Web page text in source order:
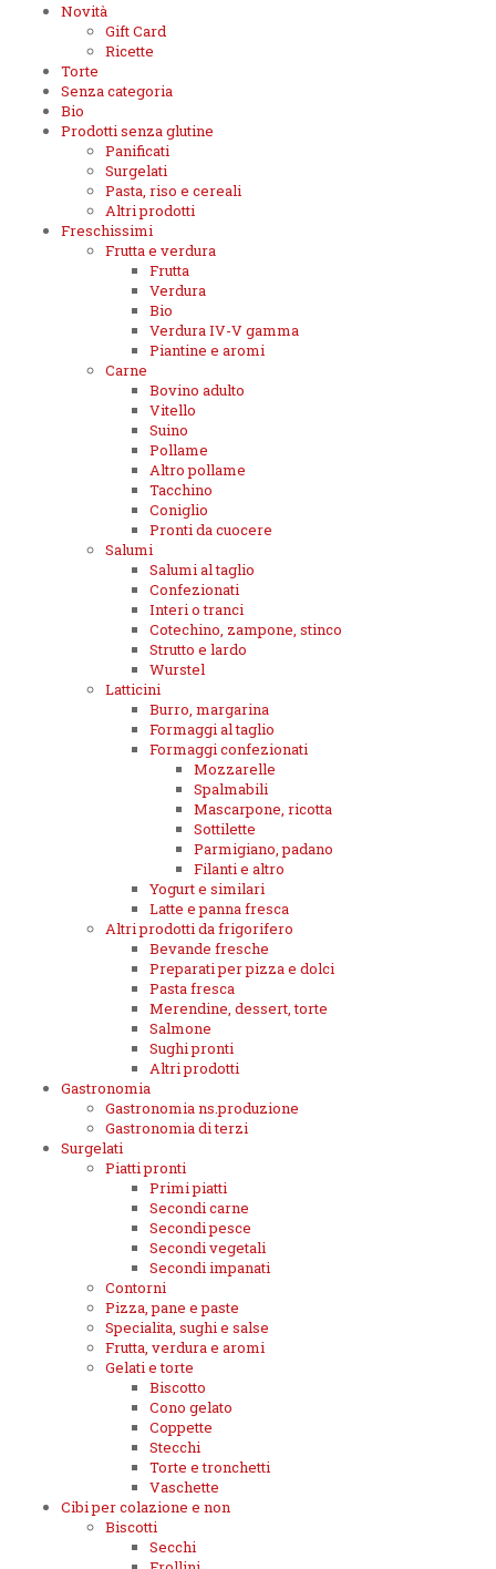
Novità
Gift Card
Ricette
Torte
Senza categoria
Bio
Prodotti senza glutine
Panificati
Surgelati
Pasta, riso e cereali
Altri prodotti
Freschissimi
Frutta e verdura
Frutta
Verdura
Bio
Verdura IV-V gamma
Piantine e aromi
Carne
Bovino adulto
Vitello
Suino
Pollame
Altro pollame
Tacchino
Coniglio
Pronti da cuocere
Salumi
Salumi al taglio
Confezionati
Interi o tranci
Cotechino, zampone, stinco
Strutto e lardo
Wurstel
Latticini
Burro, margarina
Formaggi al taglio
Formaggi confezionati
Mozzarelle
Spalmabili
Mascarpone, ricotta
Sottilette
Parmigiano, padano
Filanti e altro
Yogurt e similari
Latte e panna fresca
Altri prodotti da frigorifero
Bevande fresche
Preparati per pizza e dolci
Pasta fresca
Merendine, dessert, torte
Salmone
Sughi pronti
Altri prodotti
Gastronomia
Gastronomia ns.produzione
Gastronomia di terzi
Surgelati
Piatti pronti
Primi piatti
Secondi carne
Secondi pesce
Secondi vegetali
Secondi impanati
Contorni
Pizza, pane e paste
Specialita, sughi e salse
Frutta, verdura e aromi
Gelati e torte
Biscotto
Cono gelato
Coppette
Stecchi
Torte e tronchetti
Vaschette
Cibi per colazione e non
Biscotti
Secchi